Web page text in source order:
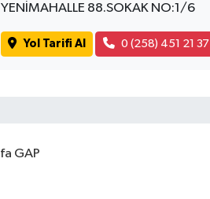
YENİMAHALLE 88.SOKAK NO:1/6
Yol Tarifi Al 0 (258) 451 21 37